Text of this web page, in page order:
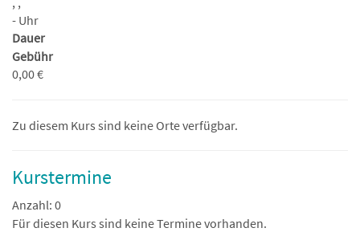
- Uhr
Dauer
Gebühr
0,00 €
Zu diesem Kurs sind keine Orte verfügbar.
Kurstermine
Anzahl: 0
Für diesen Kurs sind keine Termine vorhanden.